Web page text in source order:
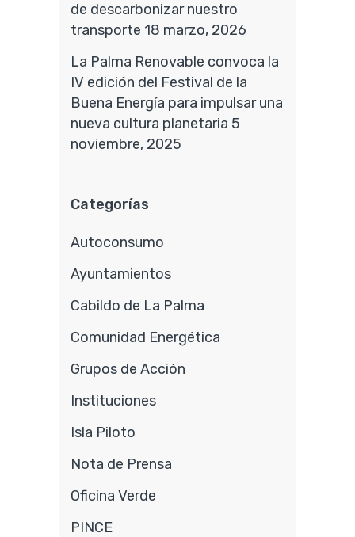
de descarbonizar nuestro
transporte 18 marzo, 2026
La Palma Renovable convoca la
IV edición del Festival de la
Buena Energía para impulsar una
nueva cultura planetaria 5
noviembre, 2025
Categorías
Autoconsumo
Ayuntamientos
Cabildo de La Palma
Comunidad Energética
Grupos de Acción
Instituciones
Isla Piloto
Nota de Prensa
Oficina Verde
PINCE